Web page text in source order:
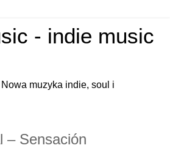
- indie music
muzyka indie, soul i
– Sensación